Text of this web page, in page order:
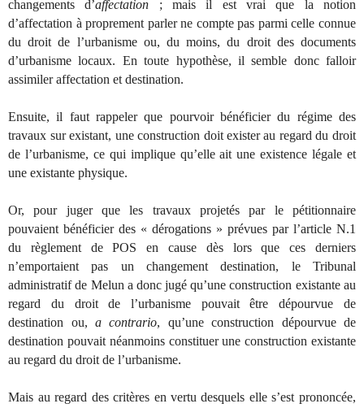
changements d’affectation ; mais il est vrai que la notion
d’affectation à proprement parler ne compte pas parmi celle connue
du droit de l’urbanisme ou, du moins, du droit des documents
d’urbanisme locaux. En toute hypothèse, il semble donc falloir
assimiler affectation et destination.
Ensuite, il faut rappeler que pourvoir bénéficier du régime des
travaux sur existant, une construction doit exister au regard du droit
de l’urbanisme, ce qui implique qu’elle ait une existence légale et
une existante physique.
Or, pour juger que les travaux projetés par le pétitionnaire
pouvaient bénéficier des « dérogations » prévues par l’article N.1
du règlement de POS en cause dès lors que ces derniers
n’emportaient pas un changement destination, le Tribunal
administratif de Melun a donc jugé qu’une construction existante au
regard du droit de l’urbanisme pouvait être dépourvue de
destination ou, a contrario, qu’une construction dépourvue de
destination pouvait néanmoins constituer une construction existante
au regard du droit de l’urbanisme.
Mais au regard des critères en vertu desquels elle s’est prononcée,